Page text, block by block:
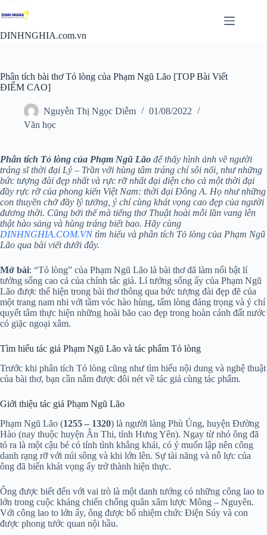
đến
nội
DINHNGHIA.com.vn
Phân tích bài thơ Tỏ lòng của Phạm Ngũ Lão [TOP Bài Viết
ĐIỂM CAO]
Nguyễn Thị Ngọc Diễm
01/08/2022
Văn học
Phân tích Tỏ lòng của Phạm Ngũ Lão để thấy hình ảnh về người
tráng sĩ thời đại Lý – Trần với hùng tâm tráng chí sôi nổi, như những
bức tượng đài đẹp nhất và rực rỡ nhất đại diện cho cả một thời đại
đầy rực rỡ của phong kiến Việt Nam: thời đại Đông A. Họ như những
con thuyền chở đầy lý tưởng, ý chí cùng khát vọng cao đẹp của người
đương thời. Cũng bởi thế mà tiếng thơ Thuật hoài mỗi lần vang lên
thật hào sảng và hùng tráng biết bao. Hãy cùng
DINHNGHIA.COM.VNtìm hiểu và phân tích Tỏ lòng của Phạm Ngũ
Lão qua bài viết dưới đây.
Mở bài: “Tỏ lòng” của Phạm Ngũ Lão là bài thơ đã làm nổi bật lí
tưởng sống cao cả của chính tác giả. Lí tưởng sống ấy của Phạm Ngũ
Lão được thể hiện trong bài thơ thông qua bức tượng đài đẹp đẽ của
một trang nam nhi với tầm vóc hào hùng, tấm lòng đáng trọng và ý chí
quyết tâm thực hiện những hoài bão cao đẹp trong hoàn cảnh đất nước
có giặc ngoại xâm.
Tìm hiểu tác giả Phạm Ngũ Lão và tác phẩm Tỏ lòng
Trước khi phân tích Tỏ lòng cũng như tìm hiểu nội dung và nghệ thuật
của bài thơ, bạn cần nắm được đôi nét về tác giả cùng tác phẩm.
Giới thiệu tác giả Phạm Ngũ Lão
Phạm Ngũ Lão (1255 – 1320) là người làng Phù Ủng, huyện Đường
Hào (nay thuộc huyện Ân Thi, tỉnh Hưng Yên). Ngay từ nhỏ ông đã
tỏ ra là một cậu bé có tính tình khẳng khái, có ý muốn lập nên công
danh rạng rỡ với núi sông và khi lớn lên. Sự tài năng và nỗ lực của
ông đã biến khát vọng ấy trở thành hiện thực.
Ông được biết đến với vai trò là một danh tướng có những công lao to
lớn trong cuộc kháng chiến chống quân xâm lược Mông – Nguyên.
Với công lao to lớn ấy, ông được bổ nhiệm chức Điện Súy và con
được phong tước quan nội hầu.